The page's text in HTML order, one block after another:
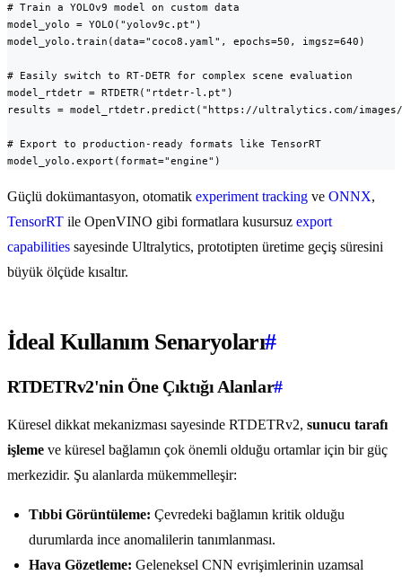
# Train a YOLOv9 model on custom data
model_yolo = YOLO("yolov9c.pt")
model_yolo.train(data="coco8.yaml", epochs=50, imgsz=640)
# Easily switch to RT-DETR for complex scene evaluation
model_rtdetr = RTDETR("rtdetr-l.pt")
results = model_rtdetr.predict("https://ultralytics.com/
# Export to production-ready formats like TensorRT
model_yolo.export(format="engine")
Güçlü dokümantasyon, otomatik experiment tracking ve ONNX,
TensorRT ile OpenVINO gibi formatlara kusursuz export
capabilities sayesinde Ultralytics, prototipten üretime geçiş süresini
büyük ölçüde kısaltır.
İdeal Kullanım Senaryoları#
RTDETRv2'nin Öne Çıktığı Alanlar#
Küresel dikkat mekanizması sayesinde RTDETRv2, sunucu tarafı
işleme ve küresel bağlamın çok önemli olduğu ortamlar için bir güç
merkezidir. Şu alanlarda mükemmelleşir:
Tıbbi Görüntüleme: Çevredeki bağlamın kritik olduğu
durumlarda ince anomalilerin tanımlanması.
Hava Gözetleme: Geleneksel CNN evrişimlerinin uzamsal